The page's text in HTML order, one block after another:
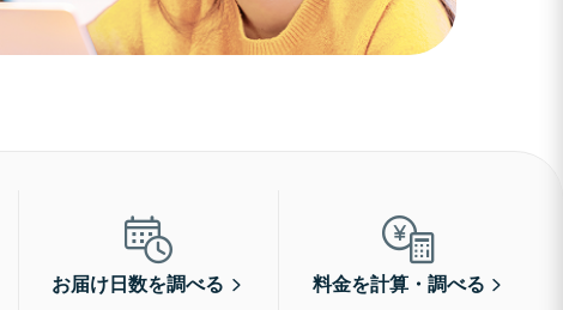
お届け日数を調べる 料金を計算・調べる